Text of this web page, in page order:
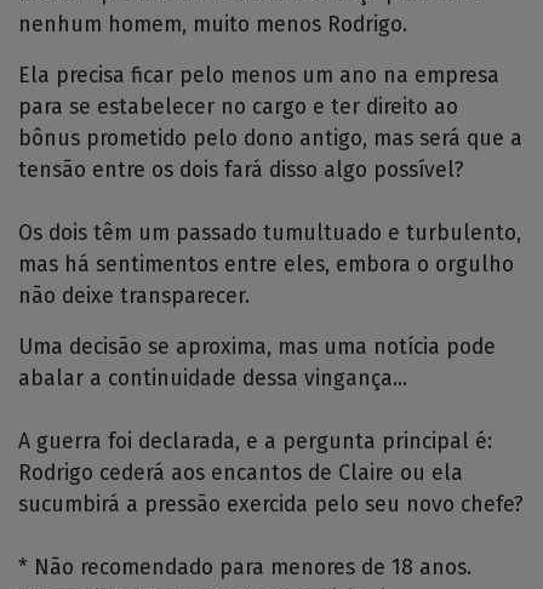
nenhum homem, muito menos Rodrigo.
Ela precisa ficar pelo menos um ano na empresa
para se estabelecer no cargo e ter direito ao
bônus prometido pelo dono antigo, mas será que a
tensão entre os dois fará disso algo possível?
Os dois têm um passado tumultuado e turbulento,
mas há sentimentos entre eles, embora o orgulho
não deixe transparecer.
Uma decisão se aproxima, mas uma notícia pode
abalar a continuidade dessa vingança...
A guerra foi declarada, e a pergunta principal é:
Rodrigo cederá aos encantos de Claire ou ela
sucumbirá a pressão exercida pelo seu novo chefe?
* Não recomendado para menores de 18 anos.